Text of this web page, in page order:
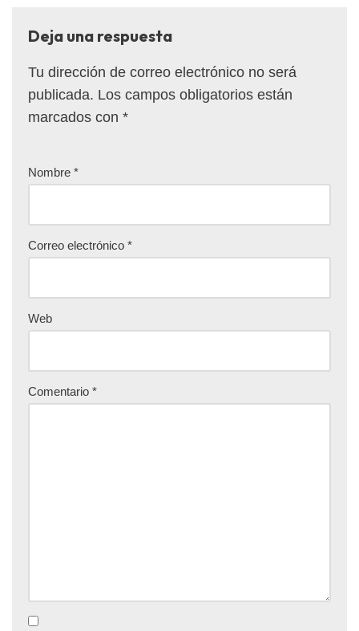
Deja una respuesta
Tu dirección de correo electrónico no será
publicada. Los campos obligatorios están
marcados con *
Nombre *
Correo electrónico *
Web
Comentario *